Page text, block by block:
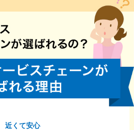
近くて安心